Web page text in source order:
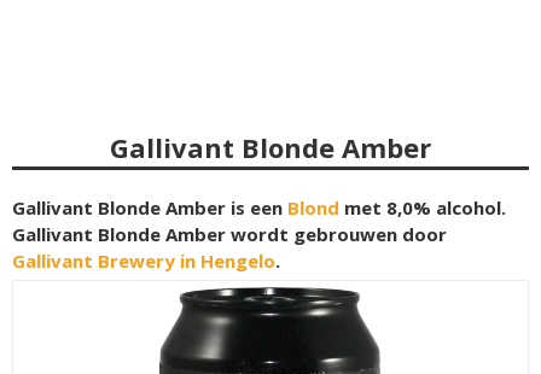
Gallivant Blonde Amber
Gallivant Blonde Amber is een Blond met 8,0% alcohol.
Gallivant Blonde Amber wordt gebrouwen door
Gallivant Brewery in Hengelo.